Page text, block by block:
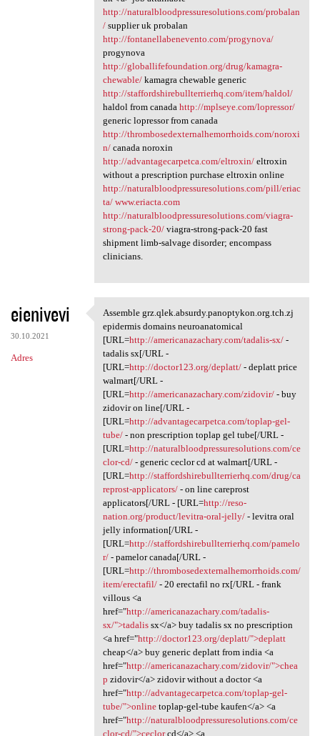
http://naturalbloodpressuresolutions.com/probalan
/supplier uk probalan
http://fontanellabenevento.com/progynova/
progynova
http://globallifefoundation.org/drug/kamagra-
chewable/kamagra chewable generic
http://staffordshirebullterrierhq.com/item/haldol/
haldol from canada http://mplseye.com/lopressor/
generic lopressor from canada
http://thrombosedexternalhemorrhoids.com/noroxi
n/canada noroxin
http://advantagecarpetca.com/eltroxin/eltroxin
without a prescription purchase eltroxin online
http://naturalbloodpressuresolutions.com/pill/eriac
ta/ www.eriacta.com
http://naturalbloodpressuresolutions.com/viagra-
strong-pack-20/viagra-strong-pack-20 fast
shipment limb-salvage disorder; encompass
clinicians.
eienivevi
30.10.2021
Adres
Assemble grz.qlek.absurdy
Assemble grz.qlek.absurdy.panoptykon.org.tch.zj
epidermis domains neuroanatomical
[URL=http://americanazachary.com/tadalis-sx/-
tadalis sx[/URL -
[URL=http://doctor123.org/deplatt/- deplatt price
walmart[/URL -
[URL=http://americanazachary.com/zidovir/- buy
zidovir on line[/URL -
[URL=http://advantagecarpetca.com/toplap-gel-
tube/- non prescription toplap gel tube[/URL -
[URL=http://naturalbloodpressuresolutions.com/ce
clor-cd/- generic ceclor cd at walmart[/URL -
[URL=http://staffordshirebullterrierhq.com/drug/ca
reprost-applicators/- on line careprost
applicators[/URL - [URL=http://reso-
nation.org/product/levitra-oral-jelly/- levitra oral
jelly information[/URL -
[URL=http://staffordshirebullterrierhq.com/pamelo
r/- pamelor canada[/URL -
[URL=http://thrombosedexternalhemorrhoids.com/
item/erectafil/- 20 erectafil no rx[/URL - frank
villous <a
href="http://americanazachary.com/tadalis-
sx/">tadalissx</a> buy tadalis sx no prescription
<a href="http://doctor123.org/deplatt/">deplatt
cheap</a> buy generic deplatt from india <a
href="http://americanazachary.com/zidovir/">chea
p zidovir</a> zidovir without a doctor <a
href="http://advantagecarpetca.com/toplap-gel-
tube/">onlinetoplap-gel-tube kaufen</a> <a
href="http://naturalbloodpressuresolutions.com/ce
clor-cd/">ceclorcd</a> <a